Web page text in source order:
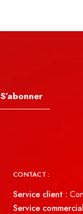
S’abonner
CONTACT :
Service client :
Service